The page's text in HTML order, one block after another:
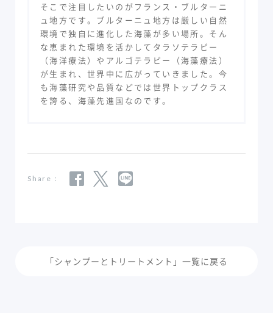
そこで注目したいのがフランス・ブルターニ
ュ地方です。ブルターニュ地方は厳しい自然
環境で独自に進化した海藻が多い場所。そん
な恵まれた環境を活かしてタラソテラピー
（海洋療法）やアルゴテラピー（海藻療法）
が生まれ、世界中に広がっていきました。今
も海藻研究や品質などでは世界トップクラス
を誇る、海藻先進国なのです。
Share：
「シャンプーとトリートメント」一覧に戻る